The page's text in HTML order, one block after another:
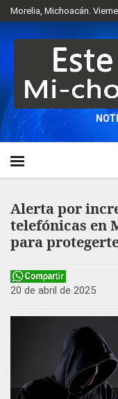
Morelia, Michoacán.
Alerta por
telefónicas en
para
20 de abril de 2025